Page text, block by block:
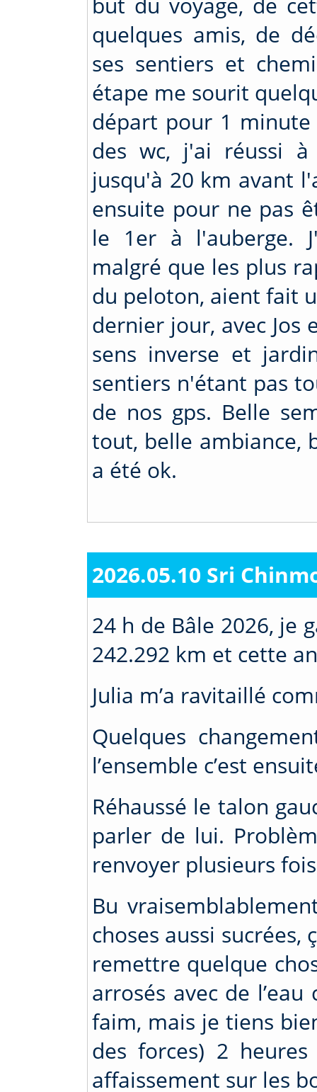
quelques amis, de
ses sentiers et
étape me sourit
départ pour 1
des wc, j'ai réussi
jusqu'à 20 km avant
ensuite pour ne pas
le 1er à l'auberge.
malgré que les plus
du peloton, aient fait
dernier jour, avec Jos
sens inverse et
sentiers n'étant pas
de nos gps. Belle
tout, belle ambiance,
a été ok.
2026.05.10 Sri
24 h de Bâle 2026, je
242.292 km et cette
Julia m’a ravitaillé
Quelques
l’ensemble c’est
Réhaussé le talon
parler de lui.
renvoyer plusieurs
Bu
choses aussi
remettre quelque
arrosés avec de
faim, mais je tiens
des forces) 2
affaissement sur les